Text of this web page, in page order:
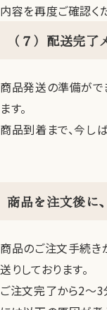
内容を再度ご確認く
（７）配送完
商品発送の準備がで
ます。
商品到着まで、今し
商品を注文後に
商品のご注文手続き
送りしております。
ご注文完了から2～